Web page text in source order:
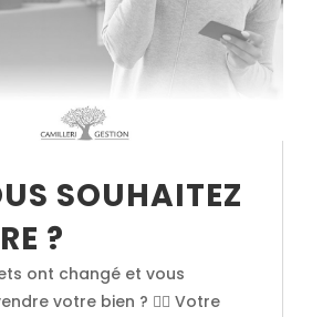
SOUHAITEZ
?
ont changé et vous
votre bien ? 💁‍♀ Votre